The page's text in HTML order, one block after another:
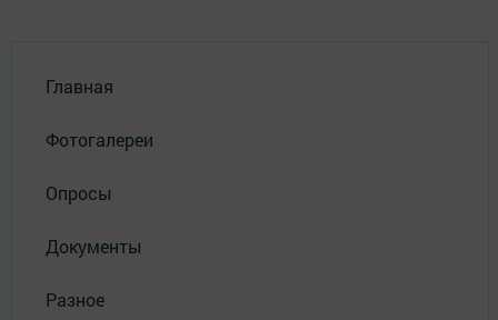
Главная
Фотогалереи
Опросы
Документы
Разное